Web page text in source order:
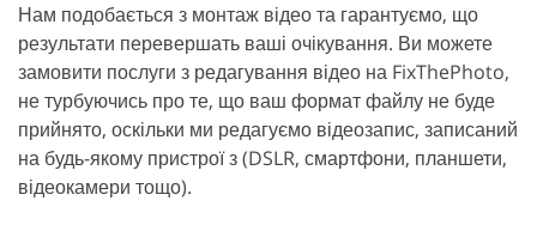
Нам подобається з монтаж відео та гарантуємо, що
результати перевершать ваші очікування. Ви можете
замовити послуги з редагування відео на FixThePhoto,
не турбуючись про те, що ваш формат файлу не буде
прийнято, оскільки ми редагуємо відеозапис, записаний
на будь-якому пристрої з (DSLR, смартфони, планшети,
відеокамери тощо).